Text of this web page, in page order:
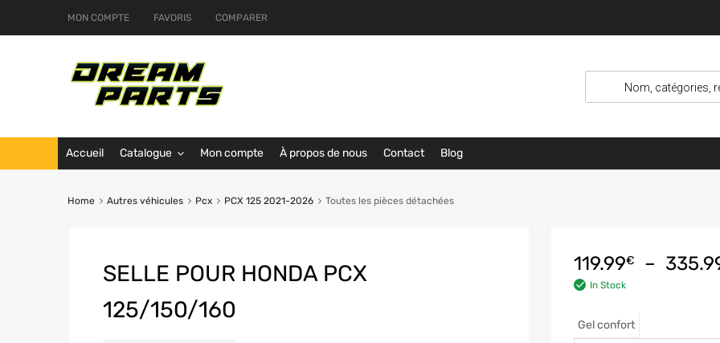
MON COMPTE FAVORIS COMPARER
Accueil Catalogue Mon compte À propos de nous Contact Blog
Home Autres véhicules Pcx PCX 125 2021-2026 Toutes les pièces détachées
SELLE POUR HONDA PCX
125/150/160
119.99€ –
In Stock
Gel confort